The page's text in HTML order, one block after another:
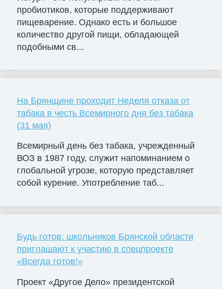
пробиотиков, которые поддерживают
пищеварение. Однако есть и большое
количество другой пищи, обладающей
подобными св...
На Брянщине проходит Неделя отказа от
табака в честь Всемирного дня без табака
(31 мая)
Всемирный день без табака, учрежденный
ВОЗ в 1987 году, служит напоминанием о
глобальной угрозе, которую представляет
собой курение. Употребление таб...
Будь готов: школьников Брянской области
приглашают к участию в спецпроекте
«Всегда готов!»
Проект «Другое Дело» президентской